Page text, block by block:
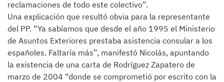
reclamaciones de todo este colectivo”.
Una explicación que resultó obvia para la representante
del PP. “Ya sabíamos que desde el año 1995 el Ministerio
de Asuntos Exteriores prestaba asistencia consular a los
españoles. Faltaría más”, manifestó Nicolás, apuntando
la existencia de una carta de Rodríguez Zapatero de
marzo de 2004 “donde se comprometió por escrito con la